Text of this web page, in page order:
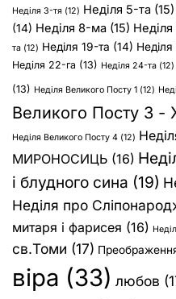
Неділя 3-тя (12) Неділя 5-та (15)
(14) Неділя 8-ма (15)
та (12) Неділя 19-та (14)
Неділя 22-га (13) Неділя 24-та (12)
(13) Неділя Великого Посту 1 (12)
Великого Посту 3 -
Неділя Великого Посту 4 (12)
МИРОНОСИЦЬ (16)
і блудного сина (19)
Неділя про
митаря і фарисея (16)
св.Томи (17)
віра (33) любов